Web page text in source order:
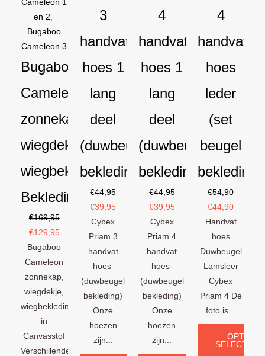
Cameleon 1
en 2
Bugaboo
Cameleon 3
Bugaboo
Cameleon
zonnekap
wiegdekje
wiegbekleding
Bekledingset
€169,95
€129,95
Bugaboo
Cameleon
zonnekap,
wiegdekje,
wiegbekleding
in
Canvasstof
Verschillende
3
handvat
hoes 1
lang
deel
(duwbeugel
bekleding)
€44,95
€39,95
Cybex
Priam 3
handvat
hoes
(duwbeugel
bekleding)
Onze
hoezen
zijn...
4
handvat
hoes 1
lang
deel
(duwbeugel
bekleding)
€44,95
€39,95
Cybex
Priam 4
handvat
hoes
(duwbeugel
bekleding)
Onze
hoezen
zijn...
4
handvat
hoes
leder
(set
beugel
bekleding)
€54,90
€44,90
Handvat
hoes
Duwbeugel
Lamsleer
Cybex
Priam 4 De
foto is...
OPTIES